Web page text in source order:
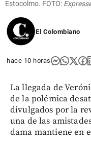
Estocolmo. FOTO:
El Colombiano
hace 10 horas
La llegada de
de la polémica
divulgados por la
una de las
dama mantiene en